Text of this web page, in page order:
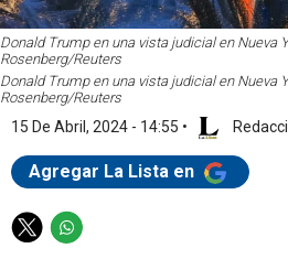
Donald Trump en una vista judicial en Nueva
Rosenberg/Reuters
Donald Trump en una vista judicial en Nueva
Rosenberg/Reuters
15 De Abril, 2024 - 14:55 •
Agregar La Lista en
T
W